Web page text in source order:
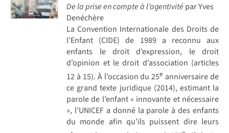
De la prise en compte à l’agentivitépar Yves
Denéchère
La Convention Internationale des Droits de
l’Enfant (CIDE) de 1989 a reconnu aux
enfants le droit d’expression, le droit
d’opinion et le droit d’association (articles
12 à 15). À l’occasion du 25e anniversaire de
ce grand texte juridique (2014), estimant la
parole de l’enfant « innovante et nécessaire
», l’UNICEF a donné la parole à des enfants
du monde afin qu’ils puissent dire leurs